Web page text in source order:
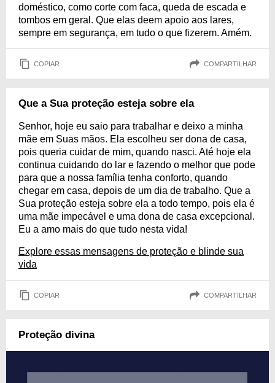
doméstico, como corte com faca, queda de escada e
tombos em geral. Que elas deem apoio aos lares,
sempre em segurança, em tudo o que fizerem. Amém.
COPIAR COMPARTILHAR
Que a Sua proteção esteja sobre ela
Senhor, hoje eu saio para trabalhar e deixo a minha
mãe em Suas mãos. Ela escolheu ser dona de casa,
pois queria cuidar de mim, quando nasci. Até hoje ela
continua cuidando do lar e fazendo o melhor que pode
para que a nossa família tenha conforto, quando
chegar em casa, depois de um dia de trabalho. Que a
Sua proteção esteja sobre ela a todo tempo, pois ela é
uma mãe impecável e uma dona de casa excepcional.
Eu a amo mais do que tudo nesta vida!
Explore essas mensagens de proteção e blinde sua
vida
COPIAR COMPARTILHAR
Proteção divina